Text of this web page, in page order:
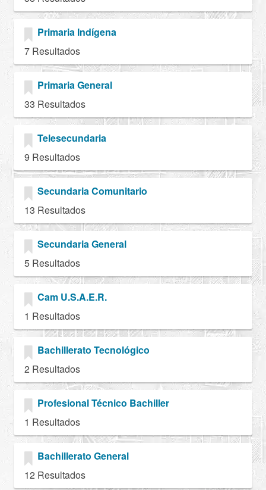
Primaria Indígena
7 Resultados
Primaria General
33 Resultados
Telesecundaria
9 Resultados
Secundaria Comunitario
13 Resultados
Secundaria General
5 Resultados
Cam U.S.A.E.R.
1 Resultados
Bachillerato Tecnológico
2 Resultados
Profesional Técnico Bachiller
1 Resultados
Bachillerato General
12 Resultados